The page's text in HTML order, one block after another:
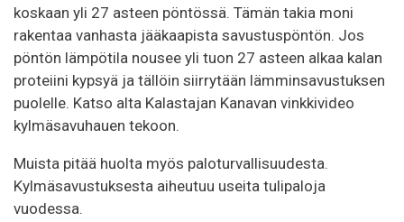
koskaan yli 27 asteen pöntössä. Tämän takia moni
rakentaa vanhasta jääkaapista savustuspöntön. Jos
pöntön lämpötila nousee yli tuon 27 asteen alkaa kalan
proteiini kypsyä ja tällöin siirrytään lämminsavustuksen
puolelle. Katso alta Kalastajan Kanavan vinkkivideo
kylmäsavuhauen tekoon.
Muista pitää huolta myös paloturvallisuudesta.
Kylmäsavustuksesta aiheutuu useita tulipaloja
vuodessa.